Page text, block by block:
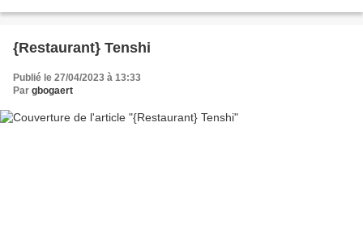
{Restaurant} Tenshi
Publié le 27/04/2023 à 13:33
Par gbogaert